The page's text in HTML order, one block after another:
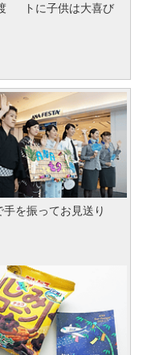
トに子供は大喜び
手を振ってお見送り